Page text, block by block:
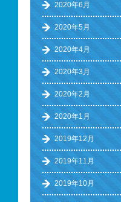
2020年6月
2020年5月
2020年4月
2020年3月
2020年2月
2020年1月
2019年12月
2019年11月
2019年10月